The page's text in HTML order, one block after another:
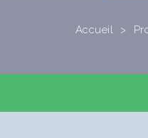
Accueil >